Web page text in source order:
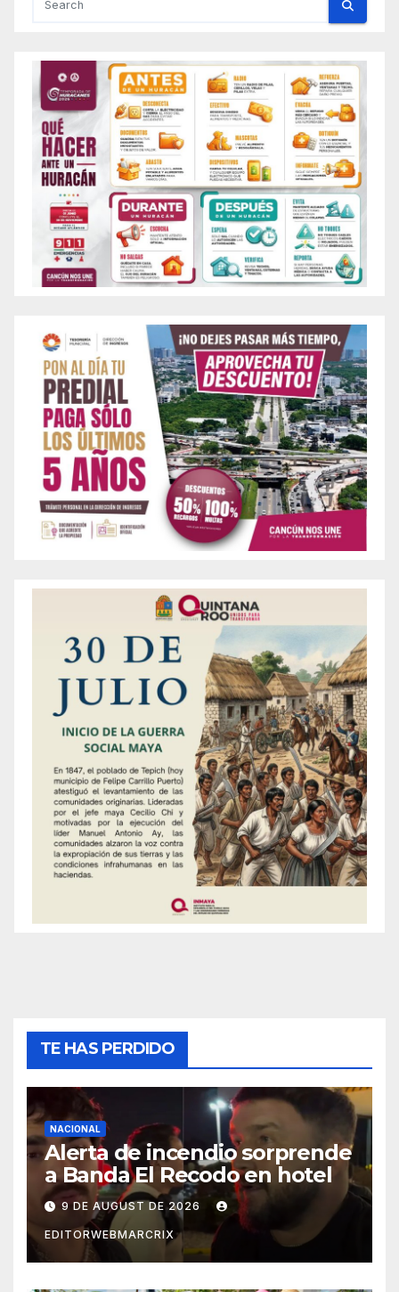
TE HAS PERDIDO
NACIONAL
Alerta de incendio sorprende
a Banda El Recodo en hotel
9 DE AUGUST DE 2026
EDITORWEBMARCRIX